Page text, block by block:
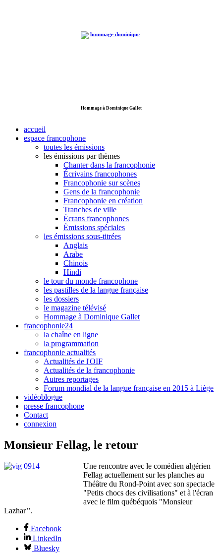
Hommage à Dominique Gallet
accueil
espace francophone
toutes les émissions
les émissions par thèmes
Chanter dans la francophonie
Écrivains francophones
Francophonie sur scènes
Gens de la francophonie
Francophonie en création
Tranches de ville
Écrans francophones
Émissions spéciales
les émissions sous-titrées
Anglais
Arabe
Chinois
Hindi
le tour du monde francophone
les pastilles de la langue française
les dossiers
le magazine télévisé
Hommage à Dominique Gallet
francophonie24
la chaîne en ligne
la programmation
francophonie actualités
Actualités de l'OIF
Actualités de la francophonie
Autres reportages
Forum mondial de la langue française en 2015 à Liège
vidéoblogue
presse francophone
Contact
connexion
Monsieur Fellag, le retour
Une rencontre avec le comédien algérien
Fellag actuellement sur les planches au
Théâtre du Rond-Point avec son spectacle
"Petits chocs des civilisations" et à l'écran
avec le film québéquois "Monsieur
Lazhar’’.
Facebook
LinkedIn
Bluesky